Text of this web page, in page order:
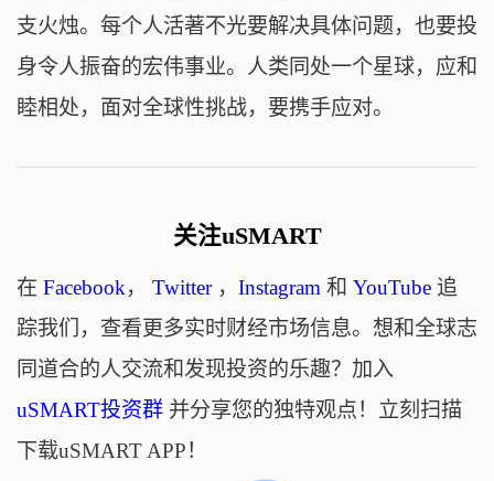
支火烛。每个人活著不光要解决具体问题，也要投
身令人振奋的宏伟事业。人类同处一个星球，应和
睦相处，面对全球性挑战，要携手应对。
关注uSMART
在 Facebook， Twitter， Instagram和 YouTube追
踪我们，查看更多实时财经市场信息。想和全球志
同道合的人交流和发现投资的乐趣？加入
uSMART投资群并分享您的独特观点！立刻扫描
下载uSMART APP！